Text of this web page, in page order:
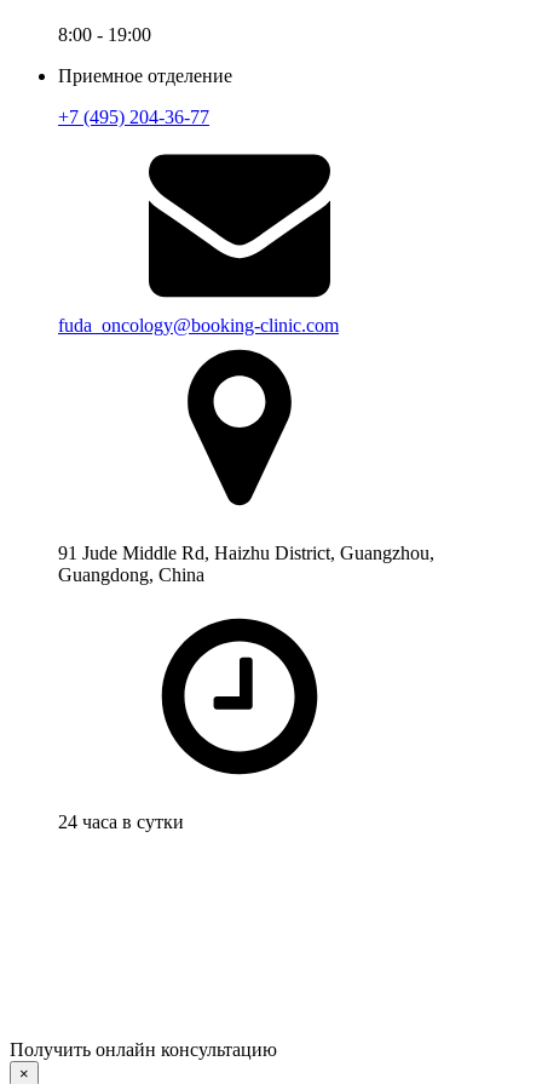
8:00 - 19:00
Приемное отделение
+7 (495) 204-36-77
fuda_oncology@booking-clinic.com
91 Jude Middle Rd, Haizhu District, Guangzhou,
Guangdong, China
24 часа в сутки
Получить онлайн консультацию
×